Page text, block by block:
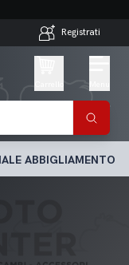
Registrati
ABBIGLIAMENTO